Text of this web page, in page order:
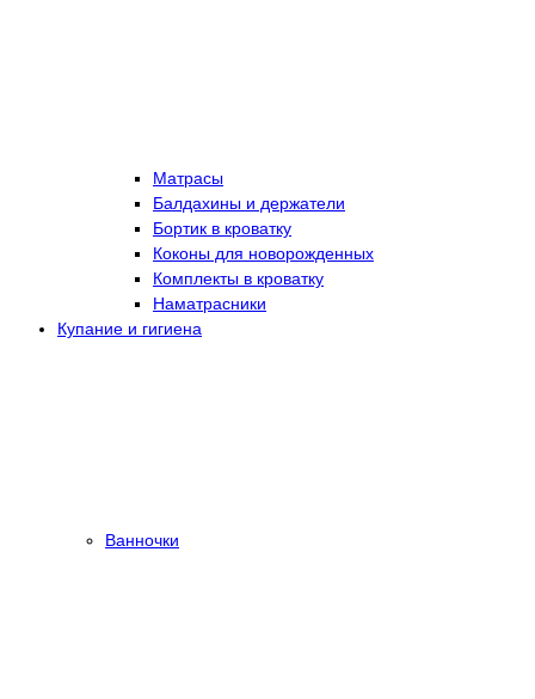
Матрасы
Балдахины и держатели
Бортик в кроватку
Коконы для новорожденных
Комплекты в кроватку
Наматрасники
Купание и гигиена
Ванночки